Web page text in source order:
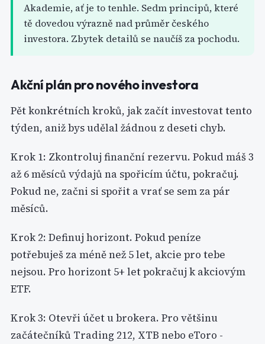
Akademie, ať je to tenhle. Sedm principů, které
tě dovedou výrazně nad průměr českého
investora. Zbytek detailů se naučíš za pochodu.
Akční plán pro nového investora
Pět konkrétních kroků, jak začít investovat tento
týden, aniž bys udělal žádnou z deseti chyb.
Krok 1: Zkontroluj finanční rezervu. Pokud máš 3
až 6 měsíců výdajů na spořicím účtu, pokračuj.
Pokud ne, začni si spořit a vrať se sem za pár
měsíců.
Krok 2: Definuj horizont. Pokud peníze
potřebuješ za méně než 5 let, akcie pro tebe
nejsou. Pro horizont 5+ let pokračuj k akciovým
ETF.
Krok 3: Otevři účet u brokera. Pro většinu
začátečníků Trading 212, XTB nebo eToro -